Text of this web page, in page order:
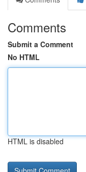
Comments
Submit a Comment
No HTML
HTML is disabled